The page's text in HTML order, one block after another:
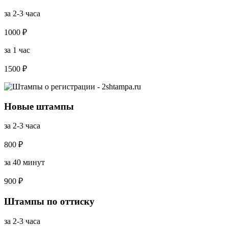
за 2-3 часа
1000 ₽
за 1 час
1500 ₽
Новые штампы
за 2-3 часа
800 ₽
за 40 минут
900 ₽
Штампы по оттиску
за 2-3 часа